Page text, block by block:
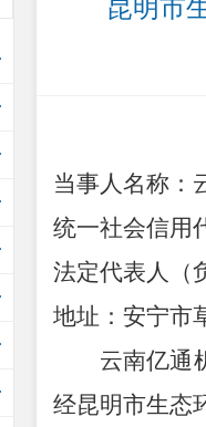
昆明市
当事人名称：
统一社会信用
法定代表人（
地址：安宁市
云南亿通
经昆明市生态